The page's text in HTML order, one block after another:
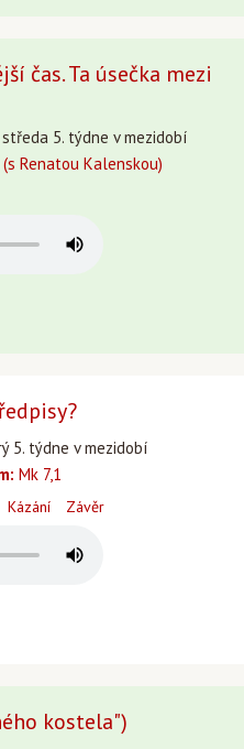
čas. Ta úsečka mezi
středa 5. týdne v mezidobí
Renatou Kalenskou)
5. týdne v mezidobí
Mk 7,1
Kázání Závěr
kostela")